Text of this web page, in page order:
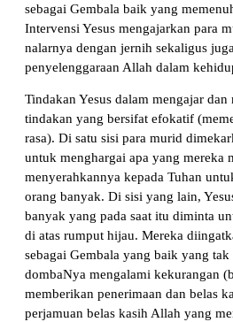
sebagai Gembala baik yang
Intervensi Yesus mengajarkan para
nalarnya dengan jernih sekaligus
penyelenggaraan Allah dalam
Tindakan Yesus dalam mengajar
tindakan yang bersifat efokatif
rasa). Di satu sisi para murid
untuk menghargai apa yang mereka
menyerahkannya kepada Tuhan
orang banyak. Di sisi yang lain,
banyak yang pada saat itu diminta
di atas rumput hijau. Mereka
sebagai Gembala yang baik yang
dombaNya mengalami kekurangan
memberikan penerimaan dan belas
perjamuan belas kasih Allah yang